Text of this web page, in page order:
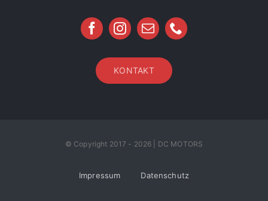
KONTAKT
© Copyright 2017 - 2026 | DC MOTORS
Impressum Datenschutz